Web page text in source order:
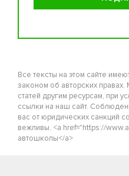
Все тексты на этом сайте
законом об авторских
статей другим ресурсам, при
ссылки на наш сайт.
вас от юридических санкций
вежливы. <a href="https://
автошколы</a>